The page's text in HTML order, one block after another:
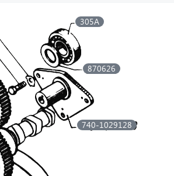
740-1029128
305А
870626